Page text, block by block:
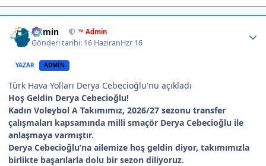
Admin ™ Admin
Gönderi tarihi: 16 HaziranHzr 16
YAZAR ADMIN
Türk Hava Yolları Derya Cebecioğlu'nu açıkladı
Hoş Geldin Derya Cebecioğlu!
Kadın Voleybol A Takımımız, 2026/27 sezonu transfer
çalışmaları kapsamında milli smaçör Derya Cebecioğlu ile
anlaşmaya varmıştır.
Derya Cebecioğlu’na ailemize hoş geldin diyor, takımımızla
birlikte başarılarla dolu bir sezon diliyoruz.